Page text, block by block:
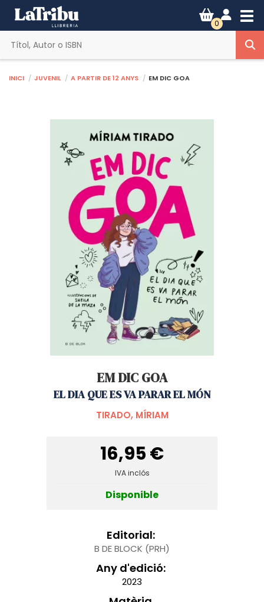
0
Inici Juvenil A partir de 12 anys EM DIC GOA
EM DIC GOA
EL DIA QUE ES VA PARAR EL MÓN
TIRADO, MÍRIAM
16,95 €
IVA inclós
Disponible
Editorial:
B DE BLOCK (PRH)
Any d'edició:
2023